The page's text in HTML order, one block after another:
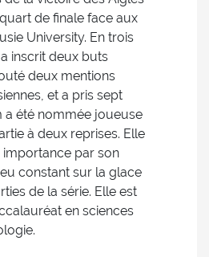
de finale face aux
University. En trois
inscrit deux buts
deux mentions
et a pris sept
a été nommée joueuse
à deux reprises. Elle
par son
constant sur la glace
de la série. Elle est
en sciences